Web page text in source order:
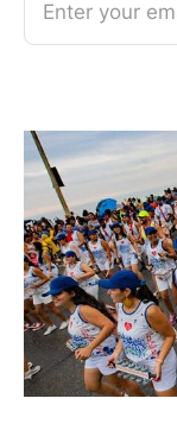
Enter your